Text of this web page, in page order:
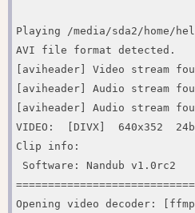
Playing /media/sda2/home/
AVI file format detected.
[aviheader] Video stream
[aviheader] Audio stream
[aviheader] Audio stream
VIDEO:  [DIVX]  640x352
Clip info:
Software: Nandub v1.0rc2
Opening video decoder: